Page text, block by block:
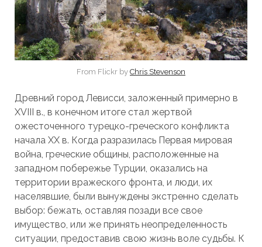
From Flickr by Chris Stevenson
Древний город Левисси, заложенный примерно в
XVIII в., в конечном итоге стал жертвой
ожесточенного турецко-греческого конфликта
начала ХХ в. Когда разразилась Первая мировая
война, греческие общины, расположенные на
западном побережье Турции, оказались на
территории вражеского фронта, и люди, их
населявшие, были вынуждены экстренно сделать
выбор: бежать, оставляя позади все свое
имущество, или же принять неопределенность
ситуации, предоставив свою жизнь воле судьбы. К